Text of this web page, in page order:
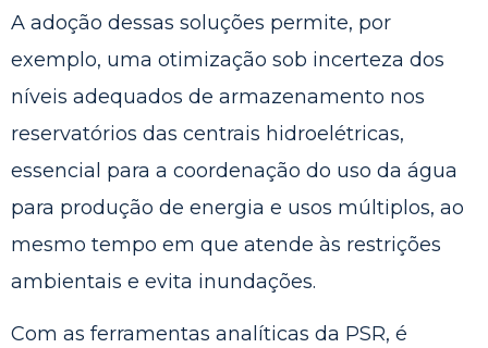
A adoção dessas soluções permite, por
exemplo, uma otimização sob incerteza dos
níveis adequados de armazenamento nos
reservatórios das centrais hidroelétricas,
essencial para a coordenação do uso da água
para produção de energia e usos múltiplos, ao
mesmo tempo em que atende às restrições
ambientais e evita inundações.
Com as ferramentas analíticas da PSR, é